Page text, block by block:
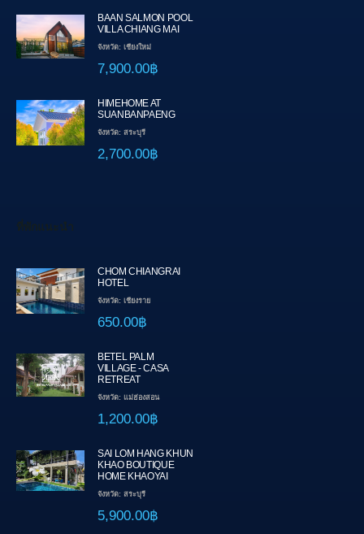
BAAN SALMON POOL
VILLA CHIANG MAI
จังหวัด: เชียงใหม่
7,900.00฿
HIMEHOME AT
SUANBANPAENG
จังหวัด: สระบุรี
2,700.00฿
ที่พักแนะนำ
CHOM CHIANGRAI
HOTEL
จังหวัด: เชียงราย
650.00฿
BETEL PALM
VILLAGE - CASA
RETREAT
จังหวัด: แม่ฮ่องสอน
1,200.00฿
SAI LOM HANG KHUN
KHAO BOUTIQUE
HOME KHAOYAI
จังหวัด: สระบุรี
5,900.00฿